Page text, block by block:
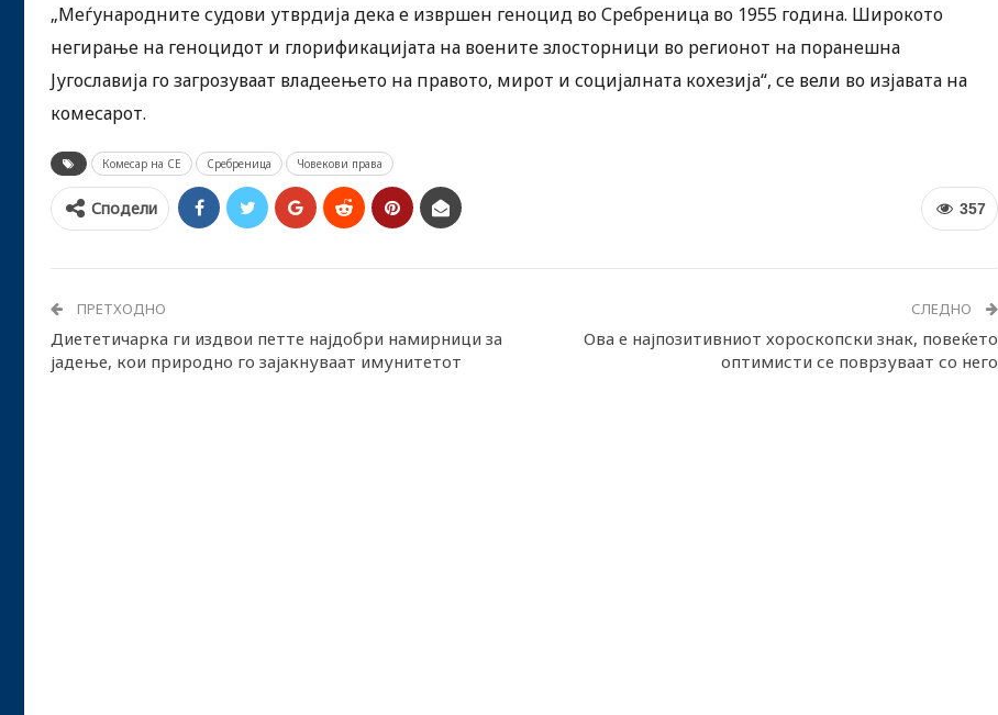
„Меѓународните судови утврдија дека е извршен геноцид во Сребреница во 1955 година. Широкото
негирање на геноцидот и глорификацијата на воените злосторници во регионот на поранешна
Југославија го загрозуваат владеењето на правото, мирот и социјалната кохезија“, се вели во изјавата на
комесарот.
Комесар на СЕ Сребреница Човекови права
357
Сподели
ПРЕТХОДНО
Диететичарка ги издвои петте најдобри намирници за
јадење, кои природно го зајакнуваат имунитетот
СЛЕДНО
Ова е најпозитивниот хороскопски знак, повеќето
оптимисти се поврзуваат со него